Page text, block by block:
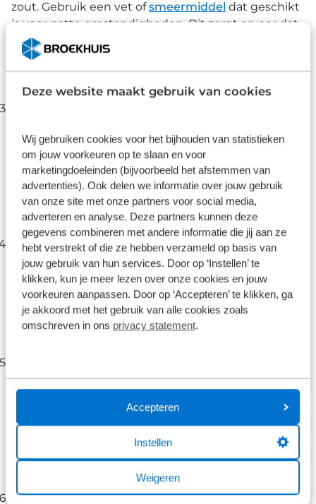
Deze website maakt gebruik van cookies
Wij gebruiken cookies voor het bijhouden van statistieken
om jouw voorkeuren op te slaan en voor
marketingdoeleinden (bijvoorbeeld het afstemmen van
advertenties). Ook delen we informatie over jouw gebruik
van onze site met onze partners voor social media,
adverteren en analyse. Deze partners kunnen deze
gegevens combineren met andere informatie die jij aan ze
hebt verstrekt of die ze hebben verzameld op basis van
jouw gebruik van hun services. Door op ‘Instellen’ te
klikken, kun je meer lezen over onze cookies en jouw
voorkeuren aanpassen. Door op ‘Accepteren’ te klikken, ga
je akkoord met het gebruik van alle cookies zoals
omschreven in ons privacy statement.
Accepteren
Instellen
Weigeren
zout. Gebruik een vet ofsmeermiddel dat geschikt
is voor natte omstandigheden. Dit zorgt ervoor dat
de ketting soepel blijft lopen en voorkomt dat er
vuil in de schakels komt. Smeer de ketting licht in
na het schoonmaken en verwijder overtollige olie
met een doek.
kunnen de remkracht verminderen, dus check
regelmatig of de remblokken voldoende dik zijn
(minimaal 1 mm) en of de remschijven niet vervuild
zijn. Maak ze schoon met een specialeremreiniger
en zorg ervoor dat je remmen altijd goed werken
voordat je op pad gaat.
Banden en bandenspanningIn de winter zijn de
omstandigheden vaak glad of modderig, dus het is
belangrijk om goed voor je bandente zorgen. Zorg
voor bredere banden met een grover profiel voor
meer grip. Verlaag de bandenspanning een beetje
voor extra grip, maar zorg ervoor dat je de
en zoute winterweer kunnen onderdelen snel gaan
roesten. Gebruik een
of een speciaal
beschermingsmiddel om roestvorming te
voorkomen, vooral op je ketting, derailleur en
andere metalen onderdelen. Vet je trapas, naven en
balhoofd in metlagervetom ze te beschermen
Opslag van je fietsAls je je fiets langere tijd niet